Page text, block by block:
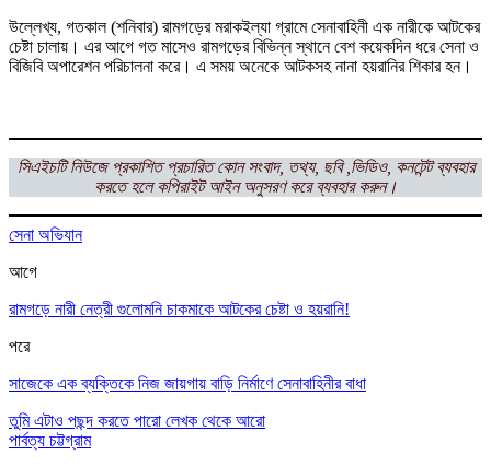
উল্লেখ্য, গতকাল (শনিবার) রামগড়ের মরাকইল্যা গ্রামে সেনাবাহিনী এক নারীকে আটকের
চেষ্টা চালায়। এর আগে গত মাসেও রামগড়ের বিভিন্ন স্থানে বেশ কয়েকদিন ধরে সেনা ও
বিজিবি অপারেশন পরিচালনা করে। এ সময় অনেকে আটকসহ নানা হয়রানির শিকার হন।
সিএইচটি নিউজে প্রকাশিত প্রচারিত কোন সংবাদ, তথ্য, ছবি ,ভিডিও, কনটেন্ট ব্যবহার
করতে হলে কপিরাইট আইন অনুসরণ করে ব্যবহার করুন।
সেনা অভিযান
আগে
রামগড়ে নারী নেত্রী গুলোমনি চাকমাকে আটকের চেষ্টা ও হয়রানি!
পরে
সাজেকে এক ব্যক্তিকে নিজ জায়গায় বাড়ি নির্মাণে সেনাবাহিনীর বাধা
তুমি এটাও পছন্দ করতে পারো লেখক থেকে আরো
পার্বত্য চট্টগ্রাম